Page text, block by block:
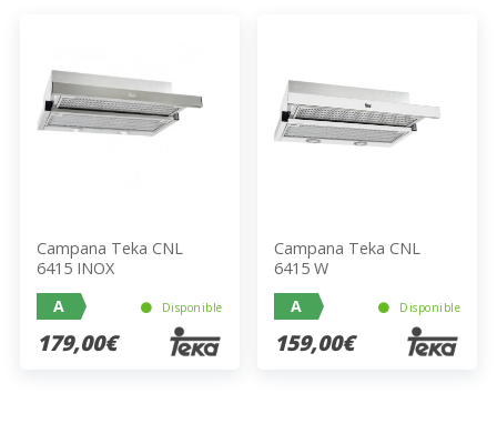
Campana Teka CNL
6415 INOX
A
Disponible
179,00€
Campana Teka CNL
6415 W
A
Disponible
159,00€